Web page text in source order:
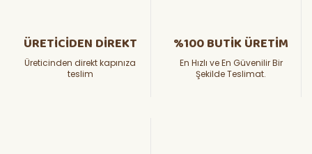
ÜRETİCİDEN DİREKT
Üreticinden direkt kapınıza
teslim
%100 BUTİK ÜRETİM
En Hızlı ve En Güvenilir Bir
Şekilde Teslimat.